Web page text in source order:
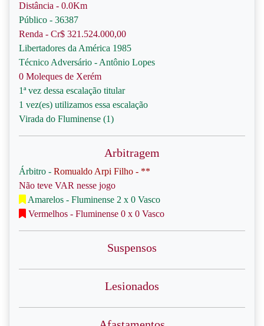
Distância - 0.0Km
Público - 36387
Renda - Cr$ 321.524.000,00
Libertadores da América 1985
Técnico Adversário - Antônio Lopes
0 Moleques de Xerém
1ª vez dessa escalação titular
1 vez(es) utilizamos essa escalação
Virada do Fluminense (1)
Arbitragem
Árbitro - Romualdo Arpi Filho - **
Não teve VAR nesse jogo
Amarelos - Fluminense 2 x 0 Vasco
Vermelhos - Fluminense 0 x 0 Vasco
Suspensos
Lesionados